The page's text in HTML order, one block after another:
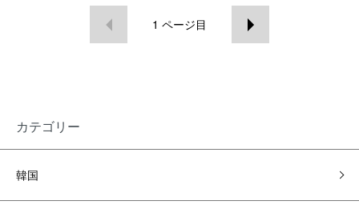
1 ページ目
カテゴリー
韓国